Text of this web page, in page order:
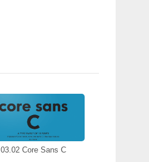
03.02 Core Sans C